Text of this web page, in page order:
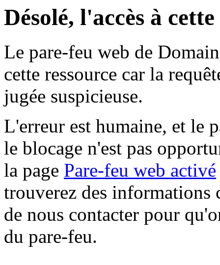
Désolé, l'accès à
Le pare-feu web de
cette ressource car la
jugée suspicieuse.
L'erreur est humaine, et le
le blocage n'est pas
la page Pare-feu web activé
trouverez des informations
de nous contacter pour
du pare-feu.